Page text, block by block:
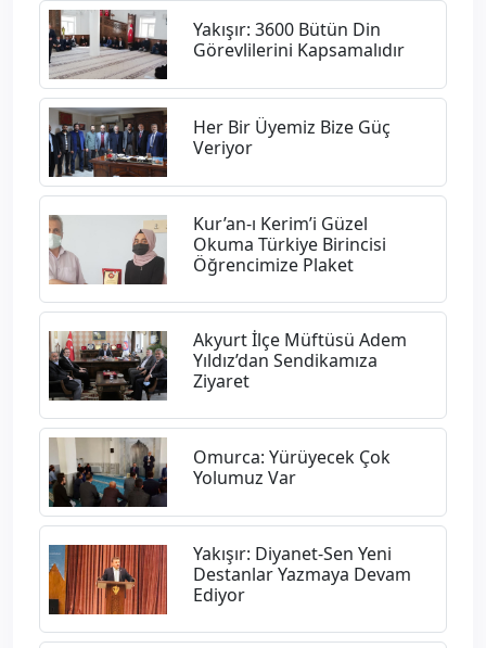
Yakışır: 3600 Bütün Din
Görevlilerini Kapsamalıdır
Her Bir Üyemiz Bize Güç
Veriyor
Kur’an-ı Kerim’i Güzel
Okuma Türkiye Birincisi
Öğrencimize Plaket
Akyurt İlçe Müftüsü Adem
Yıldız’dan Sendikamıza
Ziyaret
Omurca: Yürüyecek Çok
Yolumuz Var
Yakışır: Diyanet-Sen Yeni
Destanlar Yazmaya Devam
Ediyor